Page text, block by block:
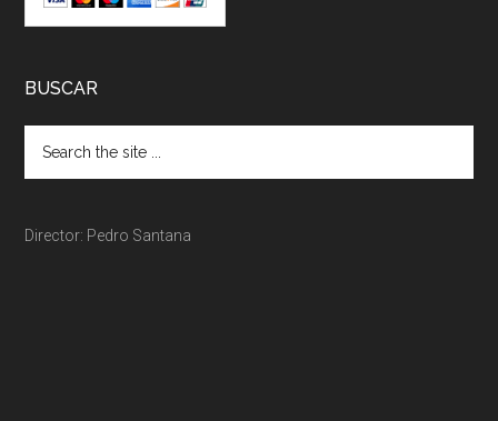
BUSCAR
Director: Pedro Santana